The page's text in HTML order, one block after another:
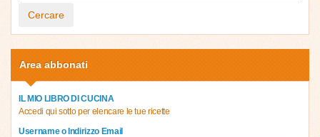
Cercare
Area abbonati
IL MIO LIBRO DI CUCINA
Accedi qui sotto per elencare le tue ricette
Username o Indirizzo Email